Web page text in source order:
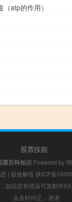
atp的作用）
股票技能
票百科知识 Powered by
| 疑难解答 陕ICP备
如信息有错误可发邮件
会及时纠正，谢谢